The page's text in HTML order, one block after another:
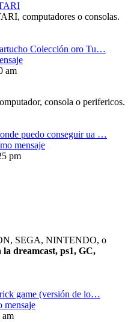
computadores o consolas.
Colección oro Tu…
am
consola o perifericos.
puedo conseguir ua …
mensaje
pm
SEGA, NINTENDO, o
la dreamcast, ps1, GC,
game (versión de lo…
mensaje
am